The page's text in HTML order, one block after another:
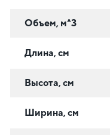
Объем, м^3
Длина, см
Высота, см
Ширина, см